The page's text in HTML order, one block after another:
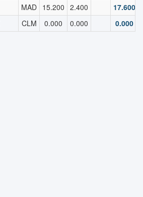
MAD 15.200 2.400 17.600
CLM 0.000 0.000 0.000